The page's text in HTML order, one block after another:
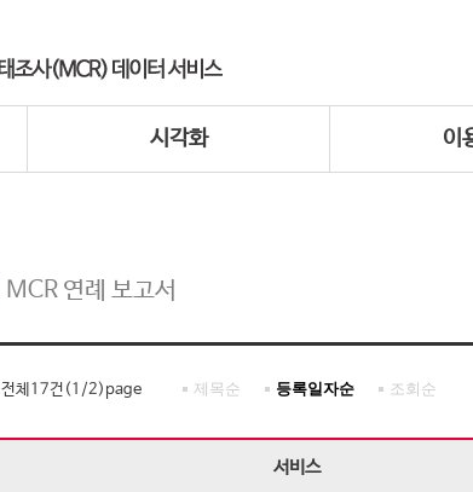
시각화 이
MCR 연례 보고서
전체 17건(1 /2)page 제목순 등록일자순 조회순
서비스